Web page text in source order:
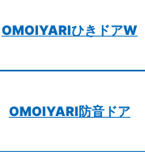
OMOIYARIひきドアW
OMOIYARI防音ドア